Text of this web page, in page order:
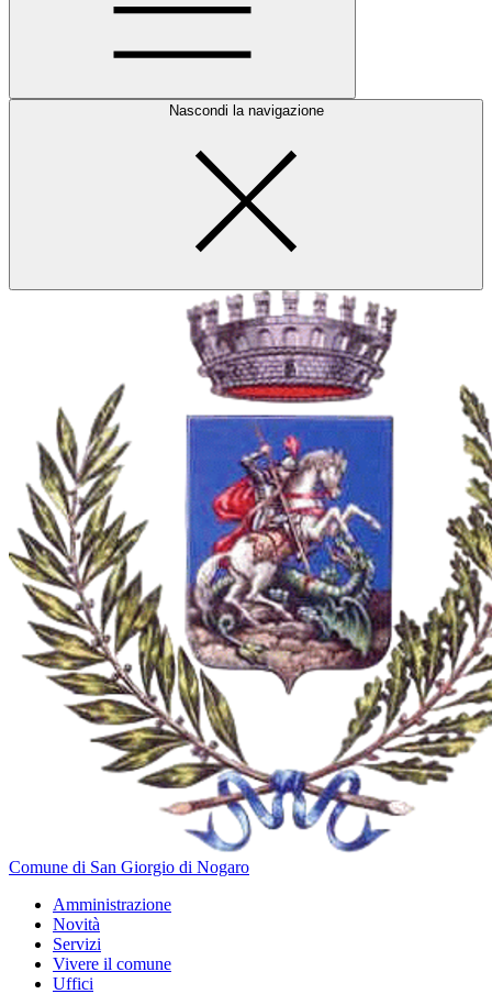
Nascondi la navigazione
Comune di San Giorgio di Nogaro
Amministrazione
Novità
Servizi
Vivere il comune
Uffici